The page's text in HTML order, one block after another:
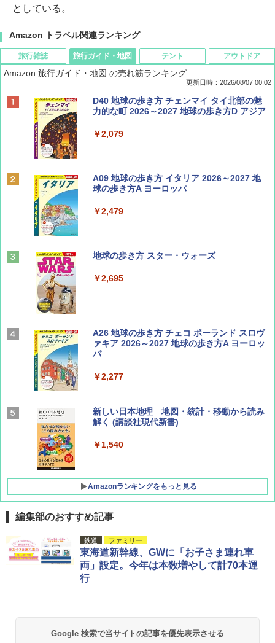
としている。
Amazon トラベル関連ランキング
旅行雑誌
ディズニーファン ２０２６年 ９月号 [雑
誌] (ＤＩＳＮＥＹ ＦＡＮ)
￥713
BE-PAL(ビ-パル) 2026年 9 月号【特別付録:
SOTO ミニマル"旅"財布 ランダム2種】
￥1,500
山と溪谷 2026年8月号「南アルプス大全」
￥1,540
Coyote No.89 特集 星野道夫 夢見る旅
￥1,540
AIRLINE（エアライン）2026年9月号【特
集】ボーイング110周年を祝して！
￥1,760
旅行ガイド・地図
Amazon 旅行ガイド・地図 の売れ筋ランキング
更新日時：2026/08/07 00:02
D40 地球の歩き方 チェンマイ タイ北部の魅
力的な町 2026～2027 地球の歩き方D アジア
￥2,079
A09 地球の歩き方 イタリア 2026～2027 地
球の歩き方A ヨーロッパ
￥2,479
地球の歩き方 スター・ウォーズ
￥2,695
A26 地球の歩き方 チェコ ポーランド スロヴ
ァキア 2026～2027 地球の歩き方A ヨーロッ
パ
￥2,277
新しい日本地理 地図・統計・移動から読み
解く (講談社現代新書)
￥1,540
Amazonランキングをもっと見る
テント
[キャンパーズコレクション 山善] ポップアッ
プテント 傘みたいに広げて畳める パッとサ
ッとサンシェード キューブ フルクローズ メ
ッシュ 簡単設置 ワンタッチテント キャンプ
PYKES PEAK (パイクスピーク) 着替えテン
アウトドア
BUNDOK(バンドック)ソロ ドーム 1 EX BDK
-08EX カーキ ソロキャンプ ポリエステル フ
レーム テント
GRANDOOR ステンレス保冷剤 2個セット 2
コンパクト 保冷力長持ち
編集部のおすすめ記事
鉄道 ファミリー
東海道新幹線、GWに「お子さま連れ車
両」設定。今年は本数増やして計70本運
行
Google 検索で当サイトの記事を優先表示させる